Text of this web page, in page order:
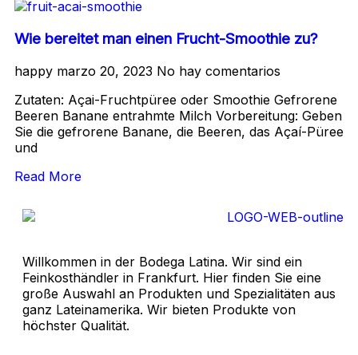
Wie bereitet man einen Frucht-Smoothie zu?
happy marzo 20, 2023 No hay comentarios
Zutaten: Açai-Fruchtpüree oder Smoothie Gefrorene
Beeren Banane entrahmte Milch Vorbereitung: Geben
Sie die gefrorene Banane, die Beeren, das Açaí-Püree
und
Read More
Willkommen in der Bodega Latina. Wir sind ein
Feinkosthändler in Frankfurt. Hier finden Sie eine
große Auswahl an Produkten und Spezialitäten aus
ganz Lateinamerika. Wir bieten Produkte von
höchster Qualität.